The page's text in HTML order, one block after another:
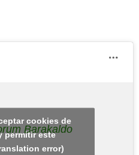
Barakaldo
cookies de
permitir este
error)